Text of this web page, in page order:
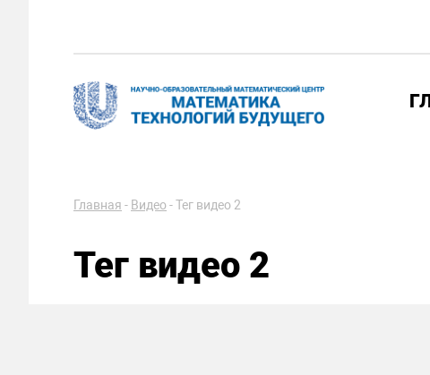
Главная - Видео -Тег видео 2
Тег видео 2